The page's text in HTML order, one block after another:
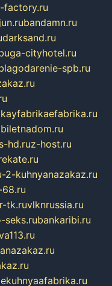
factory.ru
bandamn.ru
darksand.ru
cityhotel.ru
spb.ru
biletnadom.ru
hd.ruz-host.ru
2-kuhnyanazakaz.ru
tk.ruvlknrussia.ru
seks.rubankaribi.ru